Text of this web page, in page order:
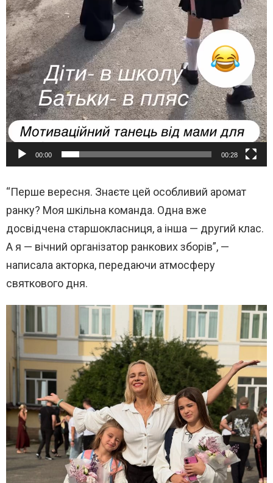
00:00 00:28
“Перше вересня. Знаєте цей особливий аромат
ранку? Моя шкільна команда. Одна вже
досвідчена старшокласниця, а інша — другий клас.
А я — вічний організатор ранкових зборів”, —
написала акторка, передаючи атмосферу
святкового дня.